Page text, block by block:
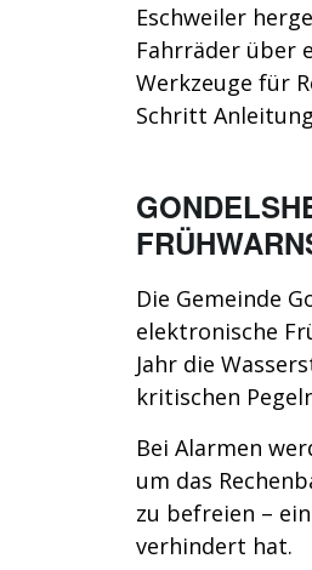
Eschweiler
Fahrräder über
Werkzeuge für
Schritt
Die Gemeinde
elektronische
Jahr die
kritischen
Bei Alarmen
um das
zu befreien –
verhindert hat.